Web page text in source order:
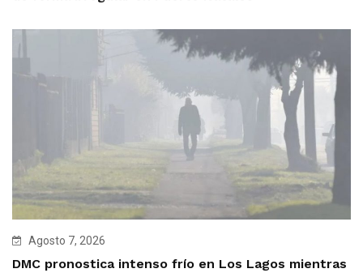
Agosto 7, 2026
DMC pronostica intenso frío en Los Lagos mientras